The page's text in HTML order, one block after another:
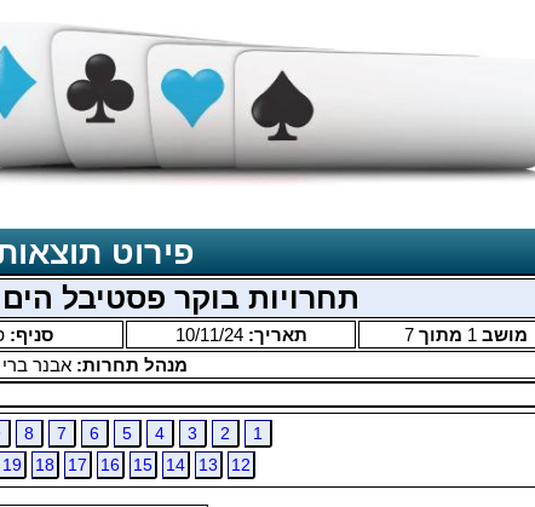
פירוט
תחרויות בוקר פסטיבל הים
מושב 1 מתוך 7 תאריך:10/11/24 סניף:
מנהל תחרות:אבנר ברי
1
2
3
4
5
6
7
8
12
13
14
15
16
17
18
19